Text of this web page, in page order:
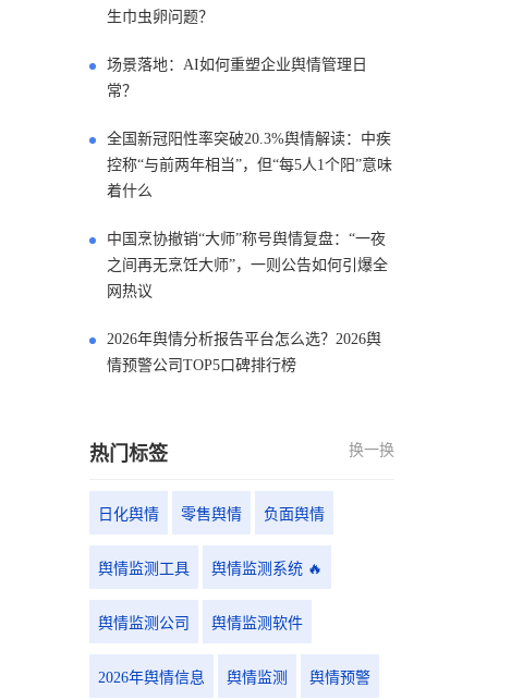
生巾虫卵问题？
场景落地：AI如何重塑企业舆情管理日
常？
全国新冠阳性率突破20.3%舆情解读：中疾
控称“与前两年相当”，但“每5人1个阳”意味
着什么
中国烹协撤销“大师”称号舆情复盘：“一夜
之间再无烹饪大师”，一则公告如何引爆全
网热议
2026年舆情分析报告平台怎么选？2026舆
情预警公司TOP5口碑排行榜
热门标签 换一换
日化舆情 零售舆情 负面舆情
舆情监测工具 舆情监测系统 🔥
舆情监测公司 舆情监测软件
2026年舆情信息 舆情监测 舆情预警